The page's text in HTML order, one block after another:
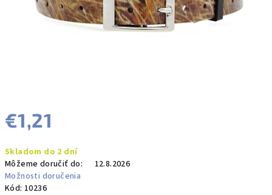
€1,21
cena:
Skladom do 2 dní
Môžeme doručiť do:
12.8.2026
Možnosti doručenia
Kód: 10236